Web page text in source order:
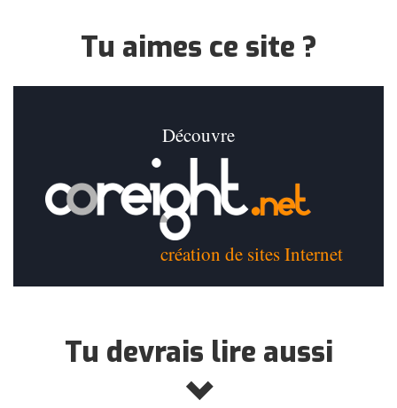
Tu aimes ce site ?
Découvre
création de sites Internet
Tu devrais lire aussi